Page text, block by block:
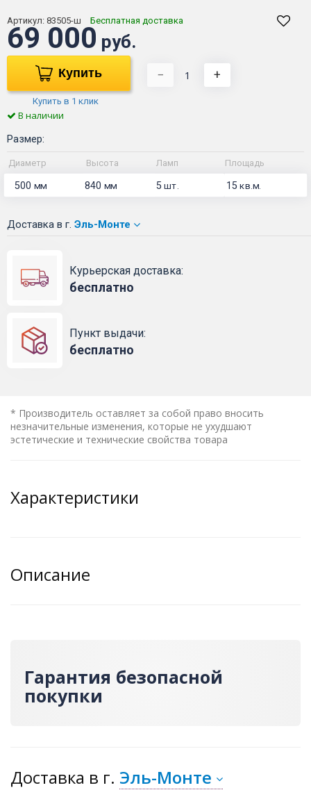
Артикул: 83505-ш Бесплатная доставка
69 000 руб.
Купить
Купить в 1 клик
− +
В наличии
Размер:
Диаметр Высота Ламп Площадь
500 мм 840 мм 5шт. 15кв.м.
Доставка в г. Эль-Монте
Курьерская доставка:
бесплатно
Пункт выдачи:
бесплатно
* Производитель оставляет за собой право вносить
незначительные изменения, которые не ухудшают
эстетические и технические свойства товара
Характеристики
Описание
Гарантия безопасной
покупки
Доставка в г. Эль-Монте